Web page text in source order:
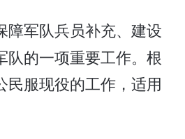
军队兵员补充、建设
队的一项重要工作。根
民服现役的工作，适用